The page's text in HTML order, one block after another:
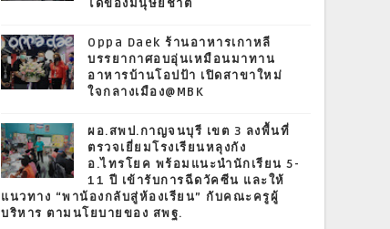
ได้ของมนุษยชาติ
Oppa Daek ร้านอาหารเกาหลี
บรรยากาศอบอุ่นเหมือนมาทาน
อาหารบ้านโอปป้า เปิดสาขาใหม่
ใจกลางเมือง@MBK
ผอ.สพป.กาญจนบุรี เขต 3 ลงพื้นที่
ตรวจเยี่ยมโรงเรียนหลุงกัง
อ.ไทรโยค พร้อมแนะนำนักเรียน 5-
11 ปี เข้ารับการฉีดวัคซีน และให้
แนวทาง “พาน้องกลับสู่ห้องเรียน” กับคณะครูผู้
บริหาร ตามนโยบายของ สพฐ.